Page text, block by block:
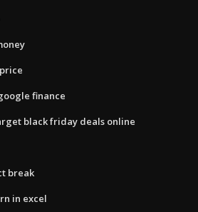
finance
black friday deals online
break
in excel